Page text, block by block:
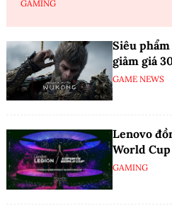
GAMING
Siêu
giảm giá
GAME NEWS
Lenovo
World
GAMING